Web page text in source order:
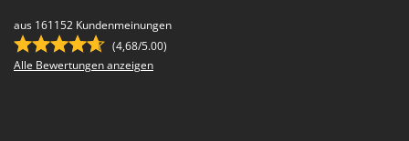
aus 161152 Kundenmeinungen
(4,68/5.00)
Alle Bewertungen anzeigen